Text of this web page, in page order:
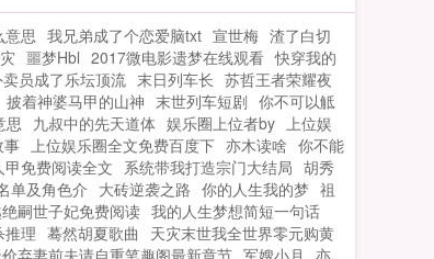
小？某绝色美男眯着一双深邃如潭的眼
眸，神色危险，伸出修长的臂膀，将她咚
在墙上。封轻玥一只手搅动着美男的长
发，眼神挑衅，不，我嫌你老！美男低下...
意思 我兄弟成了个恋爱脑txt 宣世梅 渣了白切
噩梦Hbl 2017微电影遗梦在线观看 快穿我的
员成了乐坛顶流 末日列车长 苏哲王者荣耀夜
披着神婆马甲的山神 末世列车短剧 你不可以觝
思 九叔中的先天道体 娱乐圈上位者by 上位娱
事 上位娱乐圈全文免费百度下 亦木读啥 你不能
免费阅读全文 系统带我打造宗门大结局 胡秀
单及角色介 大砖逆袭之路 你的人生我的梦 祖
嗣世子妃免费阅读 我的人生梦想简短一句话
推理 蓦然胡夏歌曲
天灾末世我全世界零元购黄
弃妻前夫请自重笔趣阁最新章节 军嫂小月 亦